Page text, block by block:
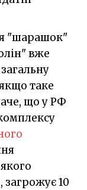
"шарашок"
вже
таке
що у РФ
10